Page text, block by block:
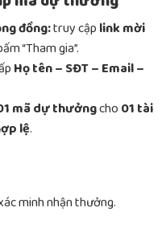
đồng:truy cập link mời
“Tham gia”.
Họ tên – SĐT – Email –
mã dự thưởngcho 01 tài
lệ.
minh nhận thưởng.